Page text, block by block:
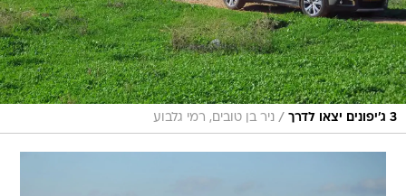
3 ג'יפונים יצאו לדרך / ניר בן טובים, רמי גלבוע